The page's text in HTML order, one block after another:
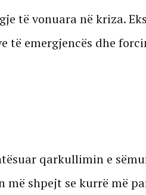
të vonuara në kriza.
të emergjencës dhe
qarkullimin e
shpejt se kurrë më
07 Gusht, 2026